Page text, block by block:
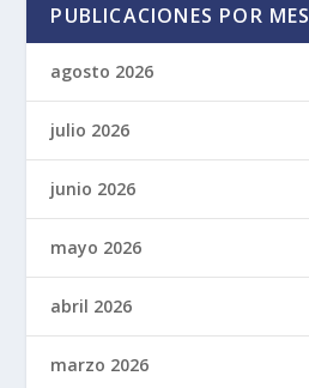
PUBLICACIONES POR MES
agosto 2026
julio 2026
junio 2026
mayo 2026
abril 2026
marzo 2026